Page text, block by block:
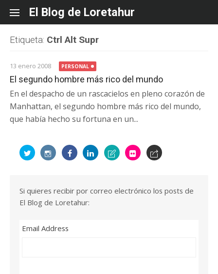
content
El Blog de Loretahur
Etiqueta: Ctrl Alt Supr
13 enero 2008 PERSONAL
El segundo hombre más rico del mundo
En el despacho de un rascacielos en pleno corazón de
Manhattan, el segundo hombre más rico del mundo,
que había hecho su fortuna en un...
Si quieres recibir por correo electrónico los posts de
El Blog de Loretahur:
Email Address